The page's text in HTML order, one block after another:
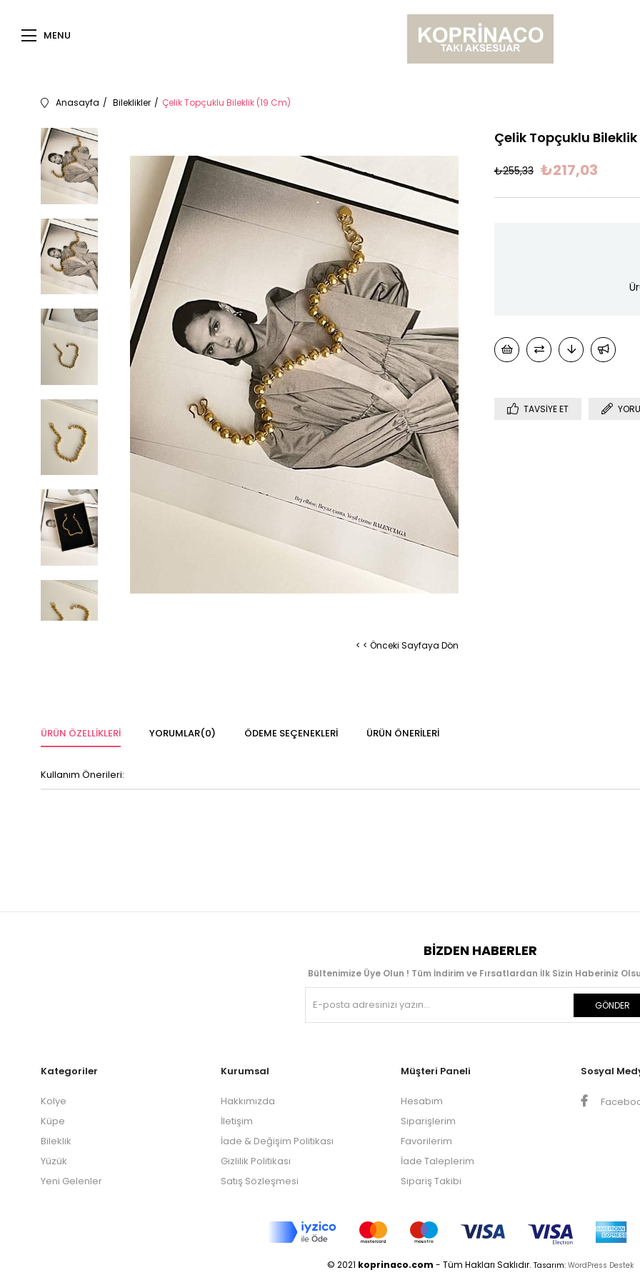
MENU
Anasayfa Bileklikler Çelik Topçuklu Bileklik (19 Cm)
< < Önceki Sayfaya Dön
Çelik Topçuklu Bileklik
₺255,33 ₺217,03
TAVSIYE ET
ÜRÜN ÖZELLIKLERI YORUMLAR(0) ÖDEME SEÇENEKLERI ÜRÜN ÖNERILERI
Kullanım Önerileri:
BIZDEN HABERLER
Bültenimize Üye Olun ! Tüm İndirim ve Fırsatlardan İlk Sizin Haberiniz
GÖNDER
Kategoriler
Kolye
Küpe
Bileklik
Yüzük
Yeni Gelenler
Kurumsal
Hakkımızda
İletişim
İade & Değişim Politikası
Gizlilik Politikası
Satış Sözleşmesi
Müşteri Paneli
Hesabım
Siparişlerim
Favorilerim
İade Taleplerim
Sipariş Takibi
Sosyal
© 2021 koprinaco.com - Tüm Hakları Saklıdır. Tasarım: WordPress Destek